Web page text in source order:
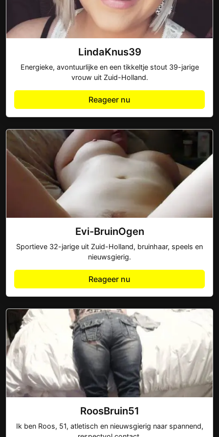
LindaKnus39
Energieke, avontuurlijke en een tikkeltje stout 39-jarige
vrouw uit Zuid-Holland.
Reageer nu
Evi-BruinOgen
Sportieve 32-jarige uit Zuid-Holland, bruinhaar, speels en
nieuwsgierig.
Reageer nu
RoosBruin51
Ik ben Roos, 51, atletisch en nieuwsgierig naar spannend,